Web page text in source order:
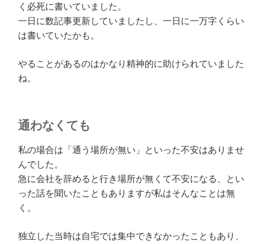
く必死に書いていました。
一日に数記事更新していましたし、一日に一万字くらい
は書いていたかも。
やることがあるのはかなり精神的に助けられていました
ね。
通わなくても
私の場合は「通う場所が無い」といった不安はありませ
んでした。
急に会社を辞めると行き場所が無くて不安になる、とい
った話を聞いたこともありますが私はそんなことは無
く。
独立した当時は自宅では集中できなかったこともあり、